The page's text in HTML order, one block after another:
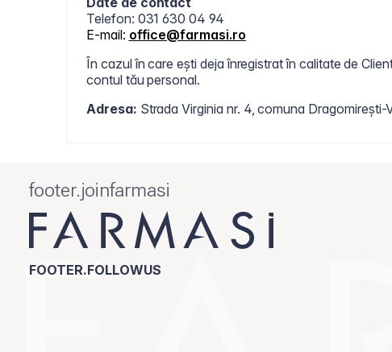
Telefon: 031 630 04 94
E-mail: office@farmasi.ro
În cazul în care ești deja înregistrat în calitate de
contul tău personal.
Adresa: Strada Virginia nr. 4, comuna
footer.joinfarmasi
FOOTER.FOLLOWUS